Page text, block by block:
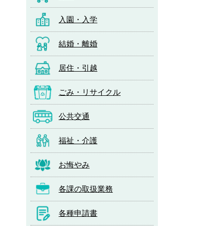
入園・入学
結婚・離婚
居住・引越
ごみ・リサイクル
公共交通
福祉・介護
お悔やみ
各課の取扱業務
各種申請書